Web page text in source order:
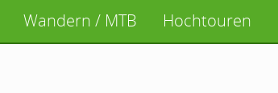
Wandern / MTB Hochtouren